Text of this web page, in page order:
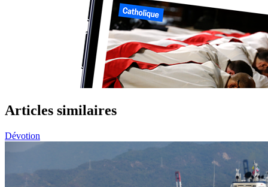
Articles similaires
Dévotion